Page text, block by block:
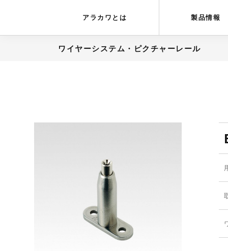
アラカワとは 製品情報
ワイヤーシステム・ピクチャーレール